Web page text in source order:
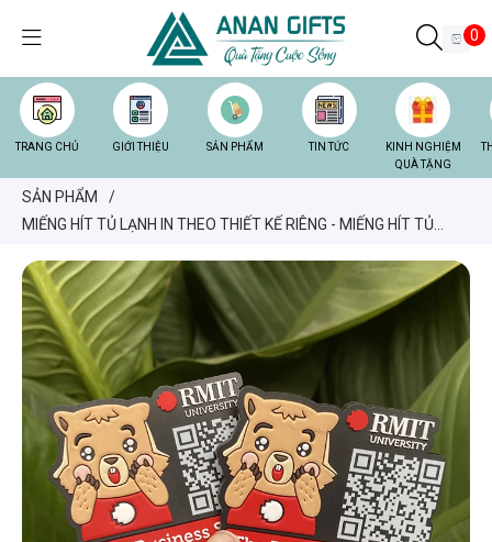
0
TRANG CHỦ GIỚI THIỆU SẢN PHẨM TIN TỨC
KINH NGHIỆM
QUÀ TẶNG
SẢN PHẨM
/
MIẾNG HÍT TỦ LẠNH IN THEO THIẾT KẾ RIÊNG - MIẾNG HÍT TỦ